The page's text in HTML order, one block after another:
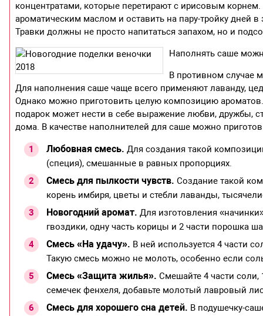
концентратами, которые перетирают с ирисовым
ароматическим маслом и оставить на пару-тройку дней
Травки должны не просто напитаться запахом, но и
Наполнять саше
В противном случае
Для наполнения саше чаще всего применяют лаванду,
Однако можно приготовить целую композицию
подарок может нести в себе выражение любви, дружбы,
дома. В качестве наполнителей для саше можно
Любовная смесь. Для создания такой
(специя), смешанные в равных пропорциях.
Смесь для пылкости чувств. Создание такой
корень имбиря, цветы и стебли лаванды,
Новогодний аромат. Для изготовления
гвоздики, одну часть корицы и 2 части порошка
Смесь «На удачу». В ней используется 4 части
Такую смесь можно не молоть, особенно если
Смесь «Защита жилья». Смешайте 4 части соли,
семечек фенхеля, добавьте молотый лавровый
Смесь для хорошего сна детей. В подушечку-